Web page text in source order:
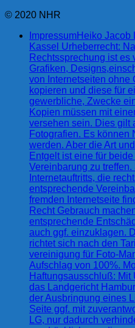
© 2020 NHR
ImpressumHeiko Jacob
Kassel Urheberrecht:
Rechtssprechung ist es
Grafiken,
von Internetseiten ohne
kopieren und diese für
gewerbliche, Zwecke
Kopien müssen mit
versehen sein. Dies gilt
Fotografien. Es können
werden. Aber die Art
Entgelt ist eine für
Vereinbarung zu
Internetauftritts, die
entsprechende
fremden Internetseite
Recht Gebrauch
entsprechende
auch ggf. einzuklagen.
richtet sich nach den
vereinigung für Foto-
Aufschlag von 100%.
Haftungsausschluß: Mit
das Landgericht
der Ausbringung eines
Seite ggf. mit
LG, nur dadurch